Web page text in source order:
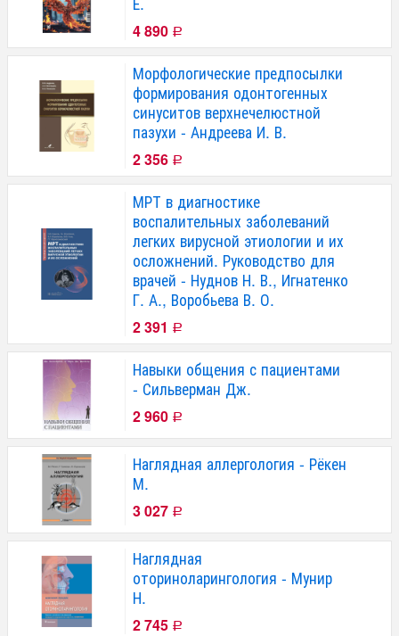
4 890 Р
Морфологические предпосылки
формирования одонтогенных
синуситов верхнечелюстной
пазухи - Андреева И. В.
2 356 Р
МРТ в диагностике
воспалительных заболеваний
легких вирусной этиологии и их
осложнений. Руководство для
врачей - Нуднов Н. В., Игнатенко
Г. А., Воробьева В. О.
2 391 Р
Навыки общения с пациентами
- Сильверман Дж.
2 960 Р
Наглядная аллергология - Рёкен
М.
3 027 Р
Наглядная
оториноларингология - Мунир
Н.
2 745 Р